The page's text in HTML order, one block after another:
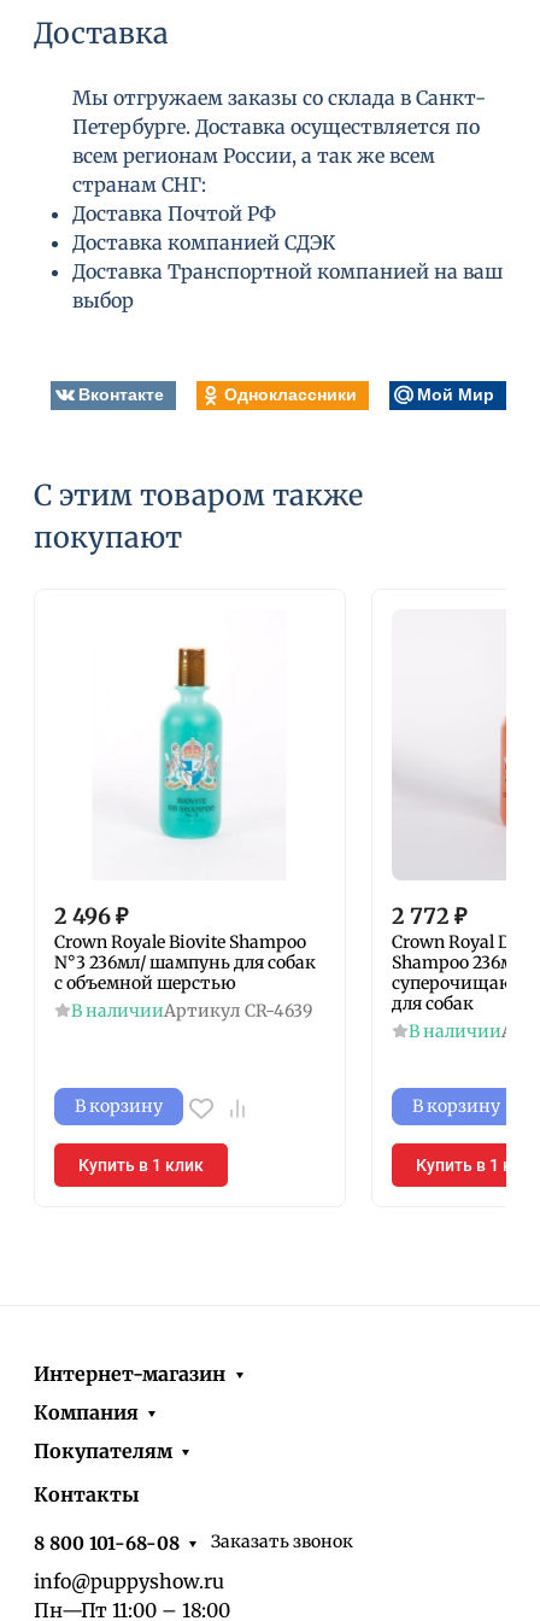
расчесывая шерсть в направлении, в котором
она будет лежать.
Для получения более плотной текстуры, как,
например, у терьеров, применяйте Crown
Royale Bodifier не разведенным, или
разведенным в пропорции 1 часть Crown Royale
Bodifier к 3 частям воды.
Доставка
Мы отгружаем заказы со склада в Санкт-
Петербурге. Доставка осуществляется по
всем регионам России, а так же всем
странам СНГ:
Доставка Почтой РФ
Доставка компанией СДЭК
Доставка Транспортной компанией на ваш
выбор
Вконтакте Одноклассники Мой Мир
С этим товаром также
покупают
2 496₽
Crown Royale Biovite Shampoo
N°3 236мл/ шампунь для собак
c объемной шерстью
В наличииАртикул CR-4639
В корзину
Купить в 1 клик
2 772 ₽
Crown Royal
Shampoo 236мл/
для собак
В наличии
В корзину
Купить в 1 клик
Интернет-магазин
Компания
Покупателям
Контакты
8 800 101-68-08 Заказать звонок
info@puppyshow.ru
Пн—Пт 11:00 – 18:00